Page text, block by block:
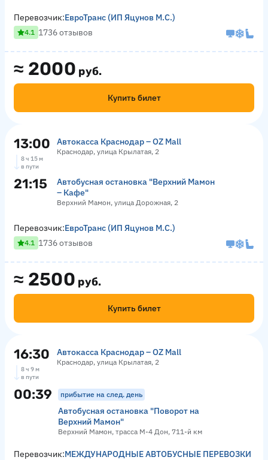
≈ 2000 руб.
Купить билет
Перевозчик:ЕвроТранс (ИП Яцунов М.С.)
4.1 1736 отзывов
13:00 Автокасса Краснодар – OZ Mall
Краснодар, улица Крылатая, 2
8 ч 15 м
в пути
21:15
Автобусная остановка "Верхний Мамон
– Кафе"
Верхний Мамон, улица Дорожная, 2
≈ 2500 руб.
Купить билет
Перевозчик:ЕвроТранс (ИП Яцунов М.С.)
4.1 1736 отзывов
16:30 Автокасса Краснодар – OZ Mall
Краснодар, улица Крылатая, 2
8 ч 9 м
в пути
00:39 прибытие на след. день
Автобусная остановка "Поворот на
Верхний Мамон"
Верхний Мамон, трасса М-4 Дон, 711-й км
Перевозчик:МЕЖДУНАРОДНЫЕ АВТОБУСНЫЕ ПЕРЕВОЗКИ